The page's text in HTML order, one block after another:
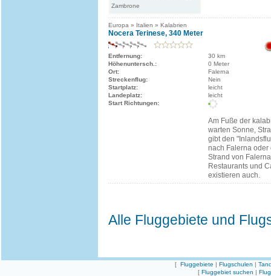
Zambrone
Europa » Italien » Kalabrien
Nocera Terinese, 340 Meter
Entfernung:
30 km
Höhenuntersch.:
0 Meter
Ort:
Falerna
Streckenflug:
Nein
Startplatz:
leicht
Landeplatz:
leicht
Start Richtungen:
Am Fuße der
warten Sonne,
gibt den
nach Falerna oder
Strand von
Restaurants und
existieren auch.
Alle Fluggebiete und
[ Fluggebiete | Flugschulen |
[ Fluggebiet suchen |